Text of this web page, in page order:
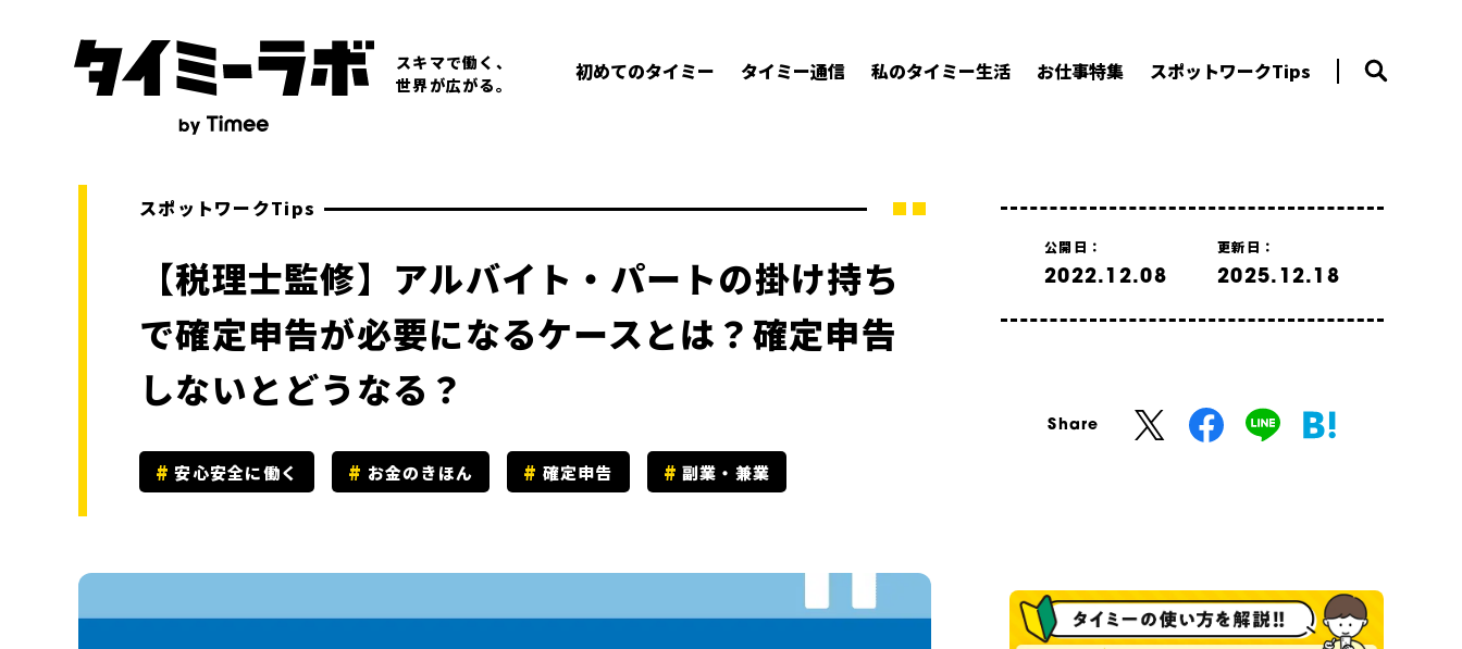
スキマで働く、
世界が広がる。
初めてのタイミー タイミー通信 私のタイミー生活 お仕事特集 スポットワークTips
スポットワークTips
【税理士監修】アルバイト・パートの掛け持ち
で確定申告が必要になるケースとは？確定申告
しないとどうなる？
安心安全に働く お金のきほん 確定申告 副業・兼業
公開日：
2022.12.08
更新日：
2025.12.18
Share